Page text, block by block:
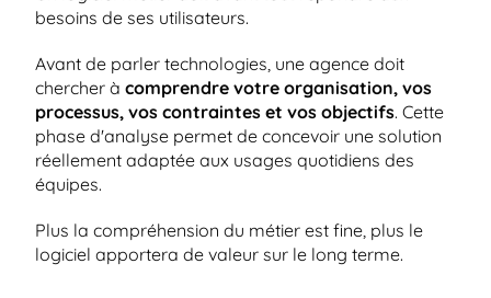
besoins de ses utilisateurs.
Avant de parler technologies, une agence doit
chercher à comprendre votre organisation, vos
processus, vos contraintes et vos objectifs. Cette
phase d'analyse permet de concevoir une solution
réellement adaptée aux usages quotidiens des
équipes.
Plus la compréhension du métier est fine, plus le
logiciel apportera de valeur sur le long terme.